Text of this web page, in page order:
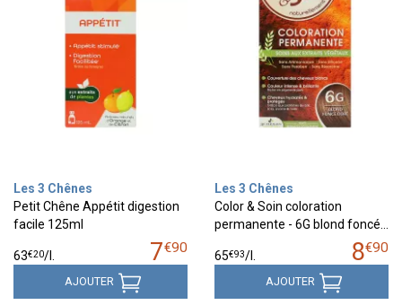
Les 3 Chênes
Petit Chêne Appétit digestion
facile 125ml
7€90
63€20/
AJOUTER
Les 3 Chênes
Color & Soin coloration
permanente - 6G blond foncé…
8€90
65€93/
AJOUTER